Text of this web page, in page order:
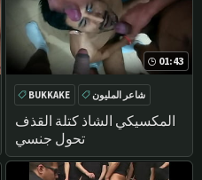
01:43
المكسيكي الشاذ كتلة القذف
تحول جنسي
BUKKAKE
شاعر المليون
تحول جنسي
اللسان